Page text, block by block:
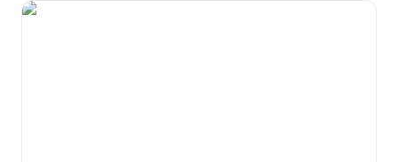
あなたのデザインしたキャラクターがMetaMeの世界